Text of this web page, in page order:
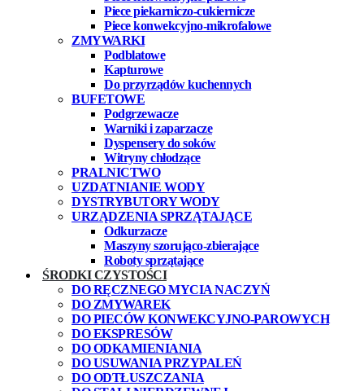
Piece piekarniczo-cukiernicze
Piece konwekcyjno-mikrofalowe
ZMYWARKI
Podblatowe
Kapturowe
Do przyrządów kuchennych
BUFETOWE
Podgrzewacze
Warniki i zaparzacze
Dyspensery do soków
Witryny chłodzące
PRALNICTWO
UZDATNIANIE WODY
DYSTRYBUTORY WODY
URZĄDZENIA SPRZĄTAJĄCE
Odkurzacze
Maszyny szorująco-zbierające
Roboty sprzątające
ŚRODKI CZYSTOŚCI
DO RĘCZNEGO MYCIA NACZYŃ
DO ZMYWAREK
DO PIECÓW KONWEKCYJNO-PAROWYCH
DO EKSPRESÓW
DO ODKAMIENIANIA
DO USUWANIA PRZYPALEŃ
DO ODTŁUSZCZANIA